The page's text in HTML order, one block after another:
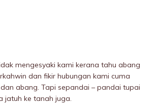
mengesyaki kami kerana tahu abang
dan fikir hubungan kami cuma
abang. Tapi sepandai – pandai tupai
jatuh ke tanah juga.